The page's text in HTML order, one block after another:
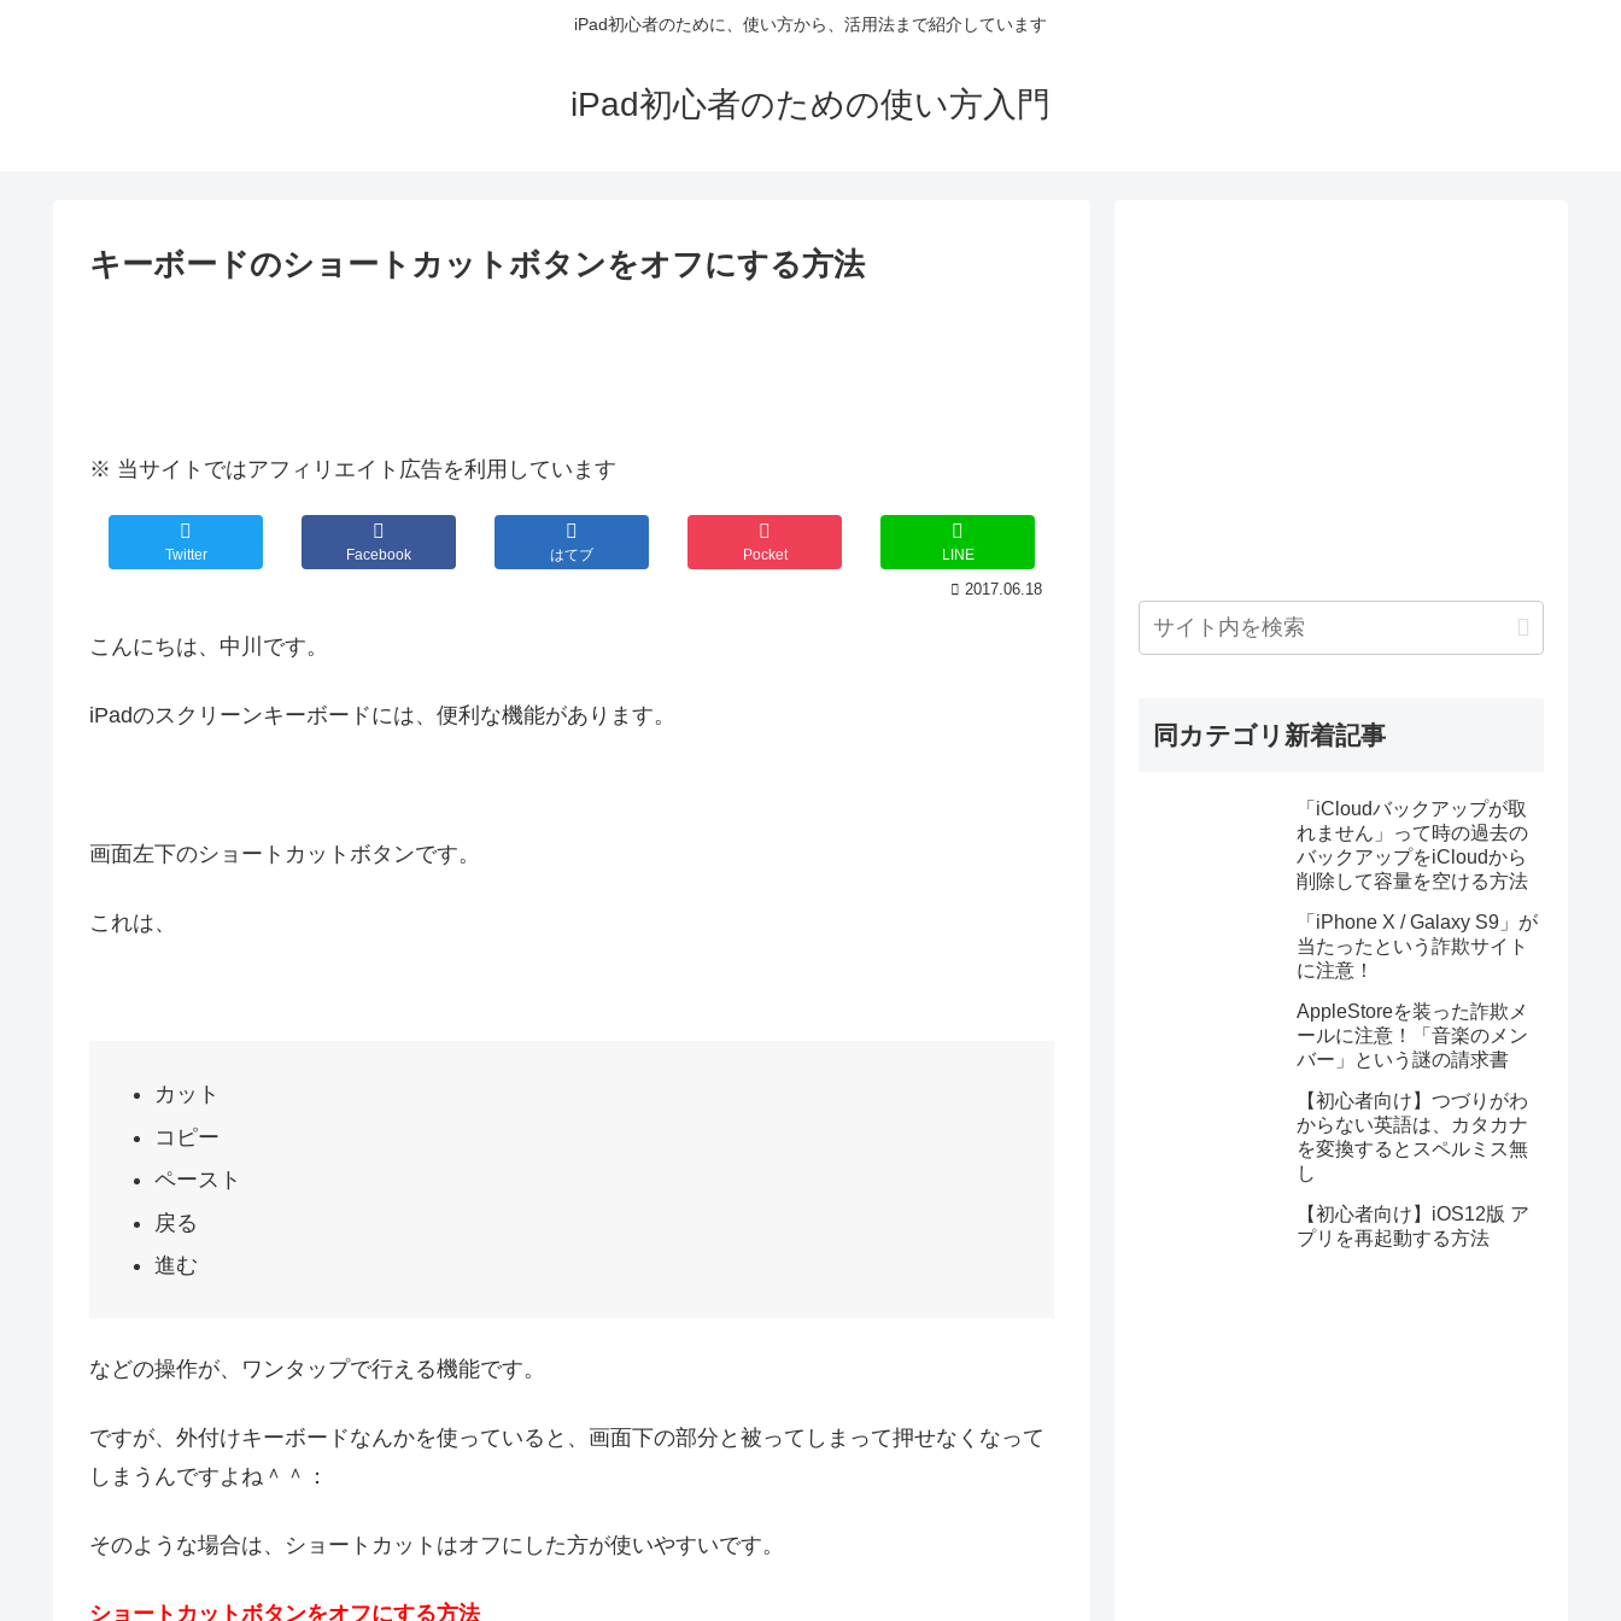
iPad初心者のために、使い方から、活用法まで紹介しています
iPad初心者のための使い方入門
キーボードのショートカットボタンをオフにする方法
※ 当サイトではアフィリエイト広告を利用しています
Twitter Facebook はてブ Pocket LINE
2017.06.18
こんにちは、中川です。
iPadのスクリーンキーボードには、便利な機能があります。
画面左下のショートカットボタンです。
これは、
カット
コピー
ペースト
戻る
進む
などの操作が、ワンタップで行える機能です。
ですが、外付けキーボードなんかを使っていると、画面下の部分と被ってしまって押せなくなって
しまうんですよね＾＾：
そのような場合は、ショートカットはオフにした方が使いやすいです。
ショートカットボタンをオフにする方法
同カテゴリ新着記事
「iCloudバックアップが取
れません」って時の過去の
バックアップをiCloudから
削除して容量を空ける方法
「iPhone X / Galaxy S9」が
当たったという詐欺サイト
に注意！
AppleStoreを装った詐欺メ
ールに注意！「音楽のメン
バー」という謎の請求書
【初心者向け】つづりがわ
からない英語は、カタカナ
を変換するとスペルミス無
し
【初心者向け】iOS12版 ア
プリを再起動する方法